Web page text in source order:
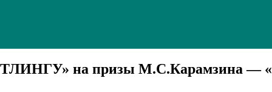
на призы М.С.Карамзина